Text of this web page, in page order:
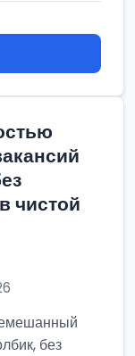
чистой
без